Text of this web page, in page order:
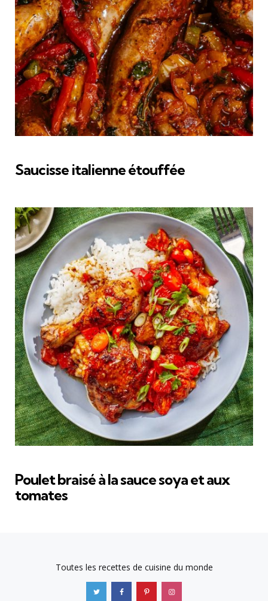
Saucisse italienne étouffée
Poulet braisé à la sauce soya et aux
tomates
Toutes les recettes de cuisine du monde